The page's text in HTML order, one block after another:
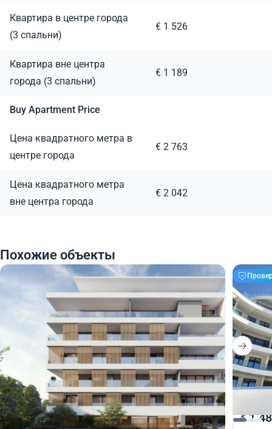
Квартира в центре города
(3 спальни)
€ 1 526
Квартира вне центра
города (3 спальни)
€ 1 189
Buy Apartment Price
Цена квадратного метра в
центре города
€ 2 763
Цена квадратного метра
вне центра города
€ 2 042
Похожие объекты
€640 000 €1